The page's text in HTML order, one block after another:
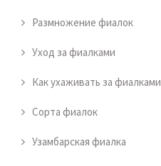
Размножение фиалок
Уход за фиалками
Как ухаживать за фиалками
Сорта фиалок
Узамбарская фиалка